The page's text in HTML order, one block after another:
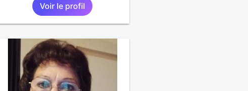
Voir le profil